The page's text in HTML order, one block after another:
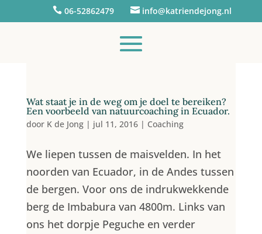
06-52862479  info@katriendejong.nl
Wat staat je in de weg om je doel te bereiken?
Een voorbeeld van natuurcoaching in Ecuador.
door K de Jong| jul 11, 2016| Coaching
We liepen tussen de maisvelden. In het
noorden van Ecuador, in de Andes tussen
de bergen. Voor ons de indrukwekkende
berg de Imbabura van 4800m. Links van
ons het dorpje Peguche en verder